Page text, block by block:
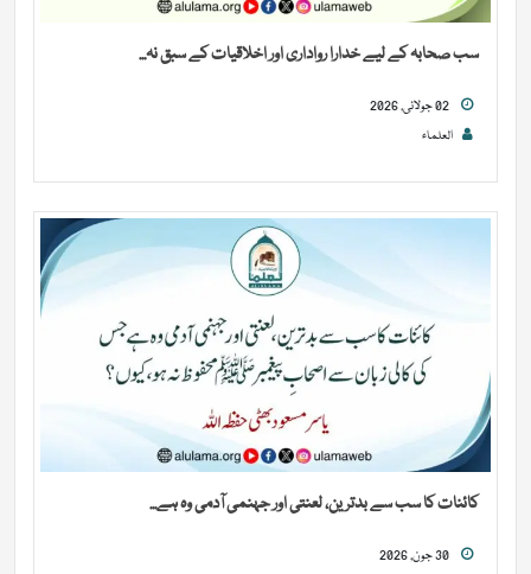
سب صحابہ کے لیے خدارا رواداری اور اخلاقیات کے سبق نہ...
العلماء
کائنات کا سب سے بدترین، لعنتی اور جہنمی آدمی وہ ہے...